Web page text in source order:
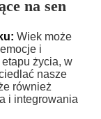
na sen
Wiek może
i
życia, w
nasze
również
i integrowania